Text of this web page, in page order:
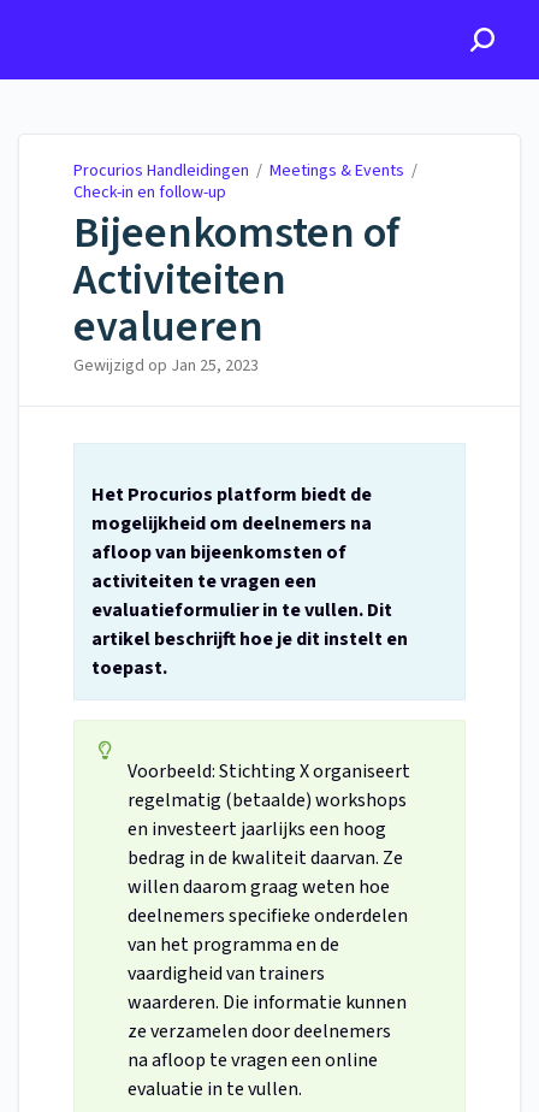
Procurios Handleidingen / Meetings & Events /
Check-in en follow-up
Bijeenkomsten of
Activiteiten
evalueren
Gewijzigd op Jan 25, 2023
Het Procurios platform biedt de
mogelijkheid om deelnemers na
afloop van bijeenkomsten of
activiteiten te vragen een
evaluatieformulier in te vullen. Dit
artikel beschrijft hoe je dit instelt en
toepast.
Voorbeeld: Stichting X organiseert
regelmatig (betaalde) workshops
en investeert jaarlijks een hoog
bedrag in de kwaliteit daarvan. Ze
willen daarom graag weten hoe
deelnemers specifieke onderdelen
van het programma en de
vaardigheid van trainers
waarderen. Die informatie kunnen
ze verzamelen door deelnemers
na afloop te vragen een online
evaluatie in te vullen.